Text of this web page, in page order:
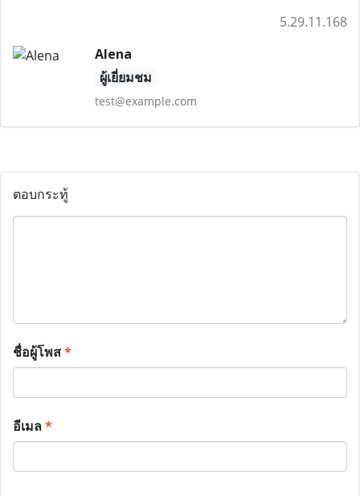
5.29.11.168
Alena
ผู้เยี่ยมชม
test@example.com
ตอบกระทู้
ชื่อผู้โพส*
อีเมล*